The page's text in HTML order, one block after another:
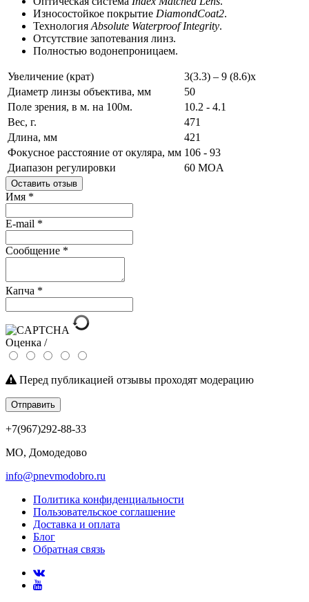
Износостойкое покрытие DiamondCoat2.
Технология Absolute Waterproof Integrity.
Отсутствие запотевания линз.
Полностью водонепроницаем.
Увеличение (крат)
3(3.3) – 9 (8.6)x
Диаметр линзы объектива, мм
50
Поле зрения, в м. на 100м.
10.2 - 4.1
Вес, г.
471
Длина, мм
421
Фокусное расстояние от окуляра, мм 106 - 93
Диапазон регулировки
60 MOA
Оставить отзыв
Имя *
E-mail *
Сообщение *
Капча *
Оценка /
Перед публикацией отзывы проходят модерацию
Отправить
+7(967)292-88-33
МО, Домодедово
info@pnevmodobro.ru
Политика конфиденциальности
Пользовательское соглашение
Доставка и оплата
Блог
Обратная связь